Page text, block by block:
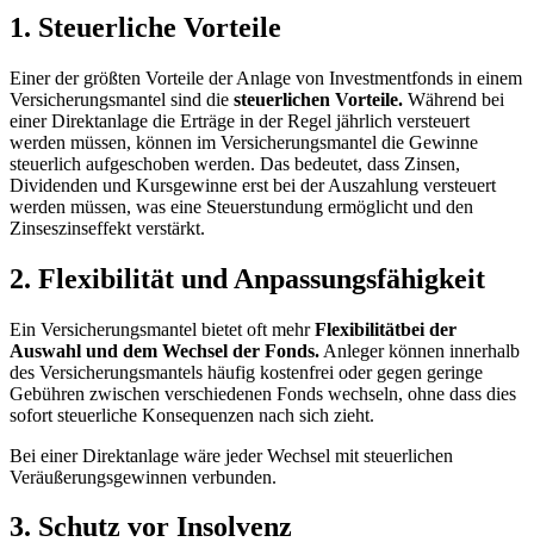
1. Steuerliche Vorteile
Einer der größten Vorteile der Anlage von Investmentfonds in einem
Versicherungsmantel sind die steuerlichen Vorteile. Während bei
einer Direktanlage die Erträge in der Regel jährlich versteuert
werden müssen, können im Versicherungsmantel die Gewinne
steuerlich aufgeschoben werden. Das bedeutet, dass Zinsen,
Dividenden und Kursgewinne erst bei der Auszahlung versteuert
werden müssen, was eine Steuerstundung ermöglicht und den
Zinseszinseffekt verstärkt.
2. Flexibilität und Anpassungsfähigkeit
Ein Versicherungsmantel bietet oft mehrFlexibilitätbei der
Auswahl und dem Wechsel der Fonds. Anleger können innerhalb
des Versicherungsmantels häufig kostenfrei oder gegen geringe
Gebühren zwischen verschiedenen Fonds wechseln, ohne dass dies
sofort steuerliche Konsequenzen nach sich zieht.
Bei einer Direktanlage wäre jeder Wechsel mit steuerlichen
Veräußerungsgewinnen verbunden.
3. Schutz vor Insolvenz